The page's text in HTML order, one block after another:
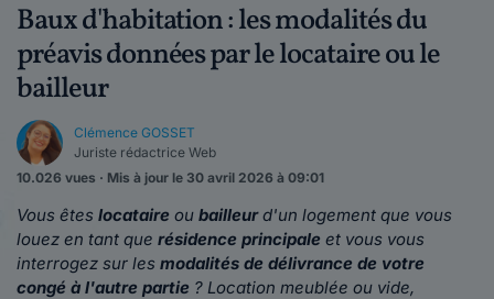
Baux d'habitation : les modalités du
préavis données par le locataire ou le
bailleur
Clémence GOSSET
Juriste rédactrice Web
10.026 vues · Mis à jour le 30 avril 2026 à 09:01
Vous êtes locataire ou bailleurd'un logement que vous
louez en tant que résidence principale et vous vous
interrogez sur les modalités de délivrance de votre
congé à l'autre partie ? Location meublée ou vide,